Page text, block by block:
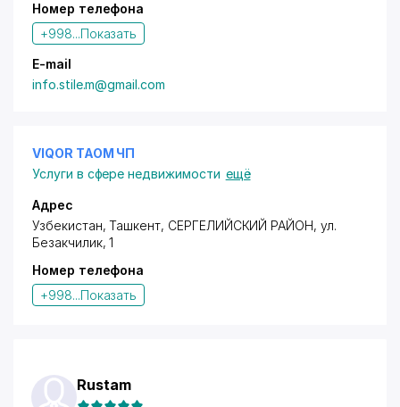
Номер телефона
+998...Показать
E-mail
info.stile.m@gmail.com
VIQOR TAOM ЧП
Услуги в сфере недвижимости ещё
Адрес
Узбекистан, Ташкент, СЕРГЕЛИЙСКИЙ РАЙОН, ул.
Безакчилик, 1
Номер телефона
+998...Показать
Rustam